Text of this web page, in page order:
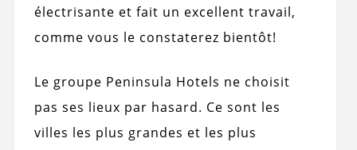
électrisante et fait un excellent travail,
comme vous le constaterez bientôt!
Le groupe Peninsula Hotels ne choisit
pas ses lieux par hasard. Ce sont les
villes les plus grandes et les plus